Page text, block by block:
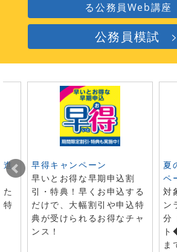
る公務員Web講座
公務員模試
進
特
早得キャンペーン
早いとお得な早期申込割
引・特典！早くお申込する
だけで、大幅割引や申込特
典が受けられるお得なチャ
ンス！
夏
ペ
対
ン
分
ま